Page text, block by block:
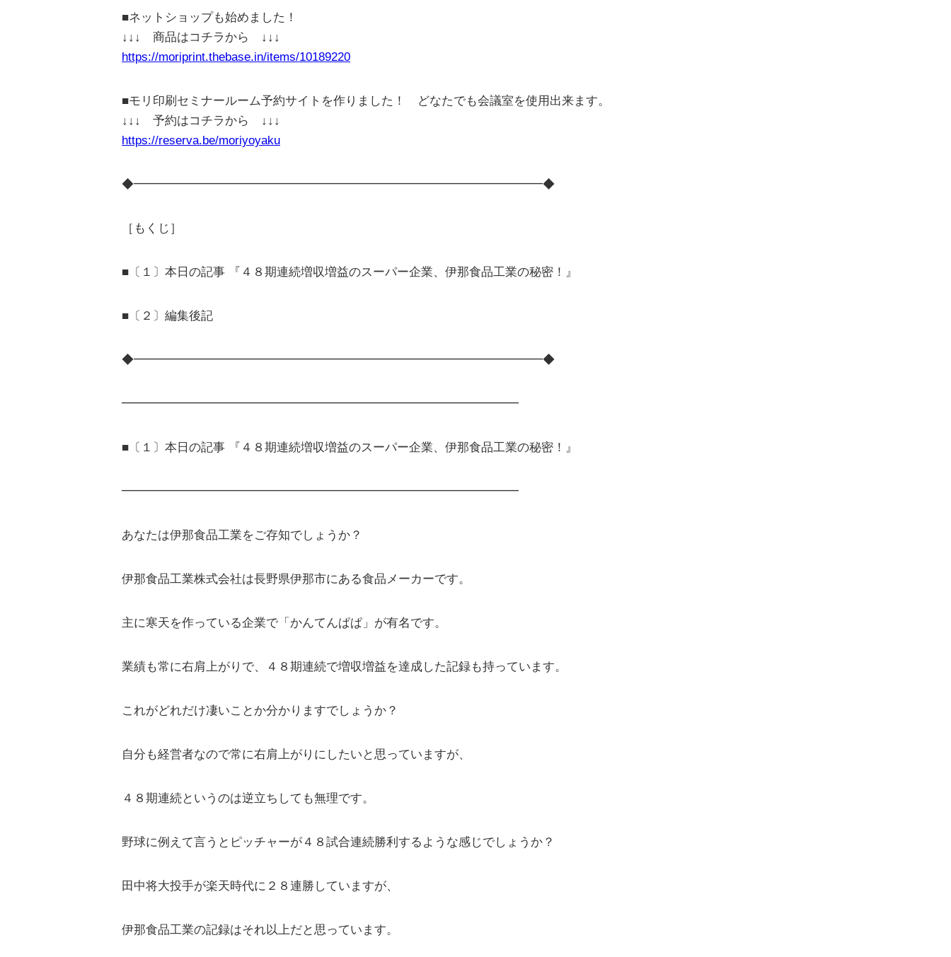
■ネットショップも始めました！
↓↓↓ 商品はコチラから ↓↓↓
https://moriprint.thebase.in/items/10189220
■モリ印刷セミナールーム予約サイトを作りました！ どなたでも会議室を使用出来ます。
↓↓↓ 予約はコチラから ↓↓↓
https://reserva.be/moriyoyaku
◆━━━━━━━━━━━━━━━━━━━━━━━━━━━━━━━━━━◆
［もくじ］
■〔１〕本日の記事 『４８期連続増収増益のスーパー企業、伊那食品工業の秘密！』
■〔２〕編集後記
◆━━━━━━━━━━━━━━━━━━━━━━━━━━━━━━━━━━◆
━━━━━━━━━━━━━━━━━━━━━━━━━━━━━━━━━
■〔１〕本日の記事 『４８期連続増収増益のスーパー企業、伊那食品工業の秘密！』
━━━━━━━━━━━━━━━━━━━━━━━━━━━━━━━━━
あなたは伊那食品工業をご存知でしょうか？
伊那食品工業株式会社は長野県伊那市にある食品メーカーです。
主に寒天を作っている企業で「かんてんぱぱ」が有名です。
業績も常に右肩上がりで、４８期連続で増収増益を達成した記録も持っています。
これがどれだけ凄いことか分かりますでしょうか？
自分も経営者なので常に右肩上がりにしたいと思っていますが、
４８期連続というのは逆立ちしても無理です。
野球に例えて言うとピッチャーが４８試合連続勝利するような感じでしょうか？
田中将大投手が楽天時代に２８連勝していますが、
伊那食品工業の記録はそれ以上だと思っています。